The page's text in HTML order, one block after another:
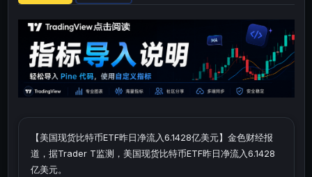
【美国现货比特币ETF昨日净流入6.1428亿美元】金色财经报
道，据Trader T监测，美国现货比特币ETF昨日净流入6.1428
亿美元。